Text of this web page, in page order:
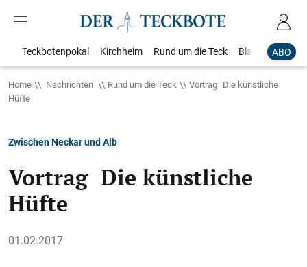
ABO
Teckbotenpokal Kirchheim Rund um die Teck Blaulicht
Home Nachrichten Rund um die Teck
Vortrag Die künstliche
Hüfte
Zwischen Neckar und Alb
Vortrag Die künstliche
Hüfte
01.02.2017